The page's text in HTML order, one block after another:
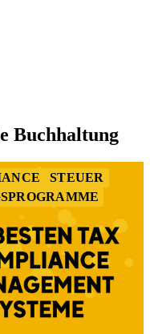
Buchhaltung
STEUER